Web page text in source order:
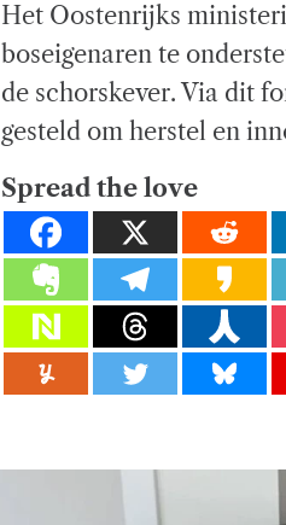
O
R
M
A
E
R
E
D
M
E
Het Oostenrijks
boseigenaren te
de schorskever. Via dit
gesteld om herstel en
Spread the love